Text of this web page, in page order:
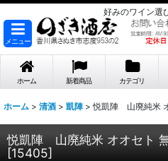
好みのワイン選
メニュー
ホーム 新着商品 カテゴリ
ホーム > 清酒 > 凱陣 > 悦凱陣 山廃純米
悦凱陣 山廃純米 オオセト
[15405]